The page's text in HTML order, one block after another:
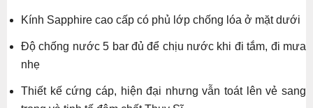
Kính Sapphire cao cấp có phủ lớp chống lóa ở mặt dưới
Độ chống nước 5 bar đủ để chịu nước khi đi tắm, đi mưa
nhẹ
Thiết kế cứng cáp, hiện đại nhưng vẫn toát lên vẻ sang